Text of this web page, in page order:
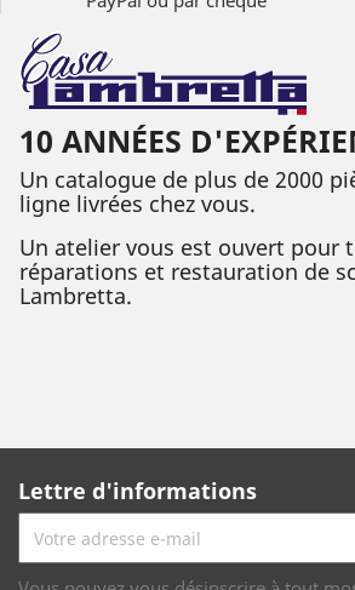
10 ANNÉES
Un catalogue de plus de 2000
ligne livrées chez vous.
Un atelier vous est ouvert pour
réparations et restauration de
Lambretta.
Lettre d'informations